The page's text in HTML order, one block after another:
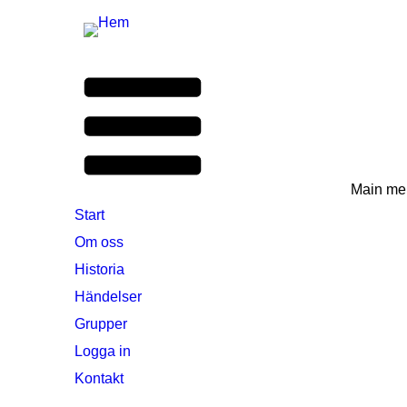
Main
Start
Om oss
Historia
Händelser
Grupper
Logga in
Kontakt